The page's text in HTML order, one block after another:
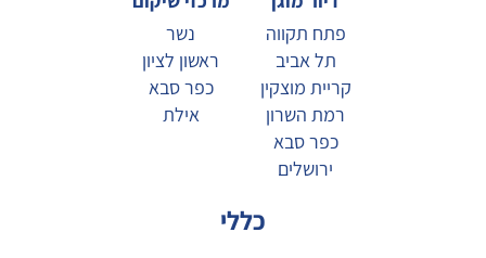
פתח תקווה
תל אביב
קריית מוצקין
רמת השרון
כפר סבא
ירושלים
נשר
ראשון לציון
כפר סבא
אילת
כללי